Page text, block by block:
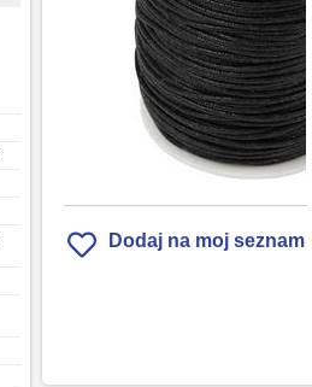
Dodaj na moj seznam